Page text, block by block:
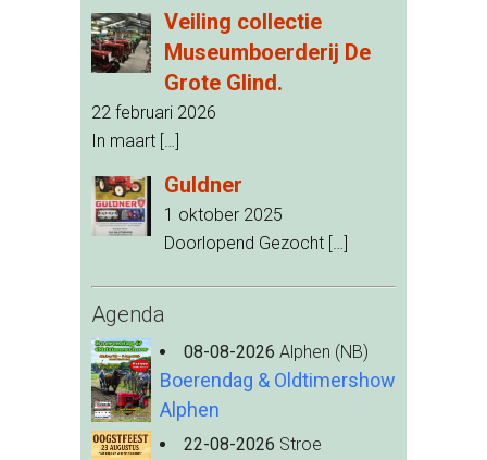
Veiling collectie
Museumboerderij De
Grote Glind.
22 februari 2026
In maart […]
Guldner
1 oktober 2025
Doorlopend Gezocht […]
Agenda
08-08-2026 Alphen (NB)
Boerendag & Oldtimershow
Alphen
22-08-2026 Stroe